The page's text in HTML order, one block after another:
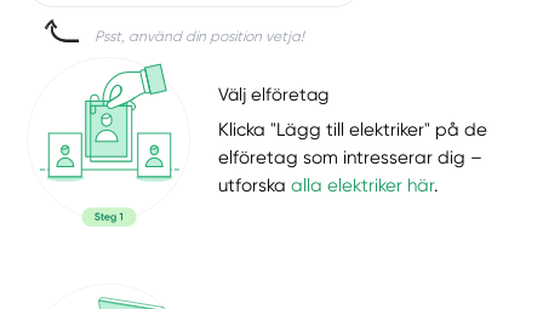
Psst, använd din position vetja!
Välj elföretag
Klicka "Lägg till elektriker" på de
elföretag som intresserar dig –
utforskaalla elektriker här.